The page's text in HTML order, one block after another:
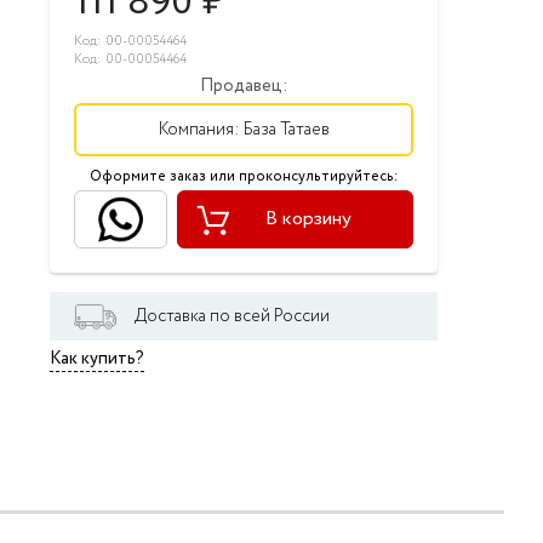
Код: 00-00054464
Код: 00-00054464
Продавец:
Компания: База Татаев
Оформите заказ или проконсультируйтесь:
В корзину
Доставка по всей России
Как купить?